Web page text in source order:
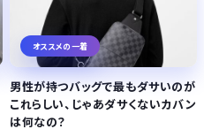
オススメの一着
男性が持つバッグで最もダサいのが
これらしい、じゃあダサくないカバン
は何なの？